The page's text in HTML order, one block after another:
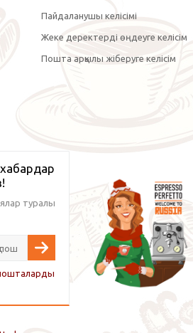
Пайдаланушы келісімі
Жеке деректерді өңдеуге келісім
Пошта арқылы жіберуге келісім
туралы